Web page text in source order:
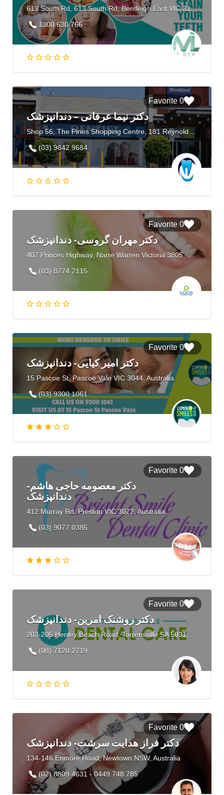
613 South Rd, 613 South Rd, Bentleigh East VIC 3165, Australia
1300 630 766
0 Favorite
دكتر نيما عرفاتی – دندانپزشک
Shop 56, The Pines Shopping Centre, 181 Reynolds Rd, Doncaster East, VIC 3109, Australia
(03) 9842 9684
0 Favorite
دکتر مهران گروسی- دندانپزشک
407 Princes Highway, Narre Warren Victoria 3805, Australia
(03) 8774 2115
0 Favorite
دکتر امیر کیایی- دندانپزشک
15 Pascoe St, Pascoe Vale VIC 3044, Australia
(03) 9300 1061
0 Favorite
دکتر معصومه حاجی هاشم-
دندانپزشک
412 Murray Rd, Preston VIC 3072, Australia
(03) 9077 0385
0 Favorite
دکتر روشنک امرین- دندانپزشک
203-205 Henley Beach Road, Torrensville SA 5031, Australia
(08) 7120 2719
0 Favorite
دکتر فراز هدایت سرشت- دندانپزشک
134-146 Enmore Road, Newtown NSW, Australia
(02) 8809 4631 - 0449 748 785